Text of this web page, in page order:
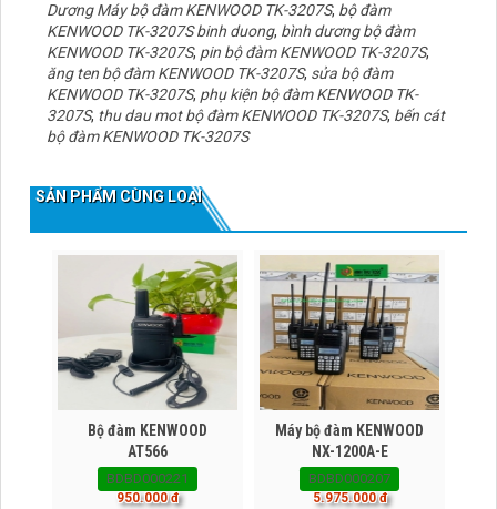
Dương Máy bộ đàm KENWOOD TK-3207S, bộ đàm
KENWOOD TK-3207S binh duong, bình dương bộ đàm
KENWOOD TK-3207S, pin bộ đàm KENWOOD TK-3207S,
ăng ten bộ đàm KENWOOD TK-3207S, sửa bộ đàm
KENWOOD TK-3207S, phụ kiện bộ đàm KENWOOD TK-
3207S, thu dau mot bộ đàm KENWOOD TK-3207S, bến cát
bộ đàm KENWOOD TK-3207S
SẢN PHẨM CÙNG LOẠI
Bộ đàm KENWOOD
AT566
BDBD000221
950.000 đ
Máy bộ đàm KENWOOD
NX-1200A-E
BDBD000207
5.975.000 đ